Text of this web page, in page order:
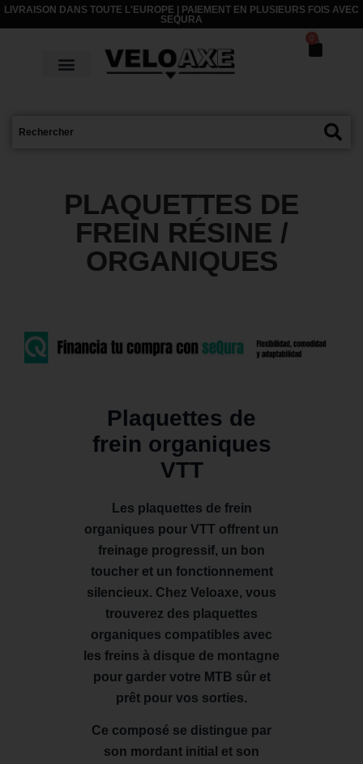
LIVRAISON DANS TOUTE L'EUROPE | PAIEMENT EN PLUSIEURS FOIS AVEC
SEQURA
0
PLAQUETTES DE
FREIN RÉSINE /
ORGANIQUES
Plaquettes de
frein organiques
VTT
Les plaquettes de frein
organiques pour VTT offrent un
freinage progressif, un bon
toucher et un fonctionnement
silencieux. Chez Veloaxe, vous
trouverez des plaquettes
organiques compatibles avec
les freins à disque de montagne
pour garder votre MTB sûr et
prêt pour vos sorties.
Ce composé se distingue par
son mordant initial et son